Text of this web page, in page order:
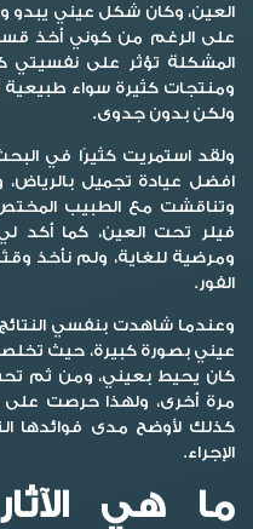
العين، وكان شكل عيني يبدو
على الرغم من كوني أخذ
المشكلة تؤثر على نفسيتي
ومنتجات كثيرة سواء
ولكن بدون جدوى.
ولقد استمريت كثيرًا في
افضل عيادة تجميل بالرياض،
وتناقشت مع الطبيب
فيلر تحت العين، كما أكد
ومرضية للغاية، ولم نأخذ
الفور.
وعندما شاهدت بنفسي
عيني بصورة كبيرة، حيث
كان يحيط بعيني، ومن ثم
مرة أخرى، ولهذا حرصت على
كذلك لأوضح مدى فوائدها
الإجراء.
ما هي